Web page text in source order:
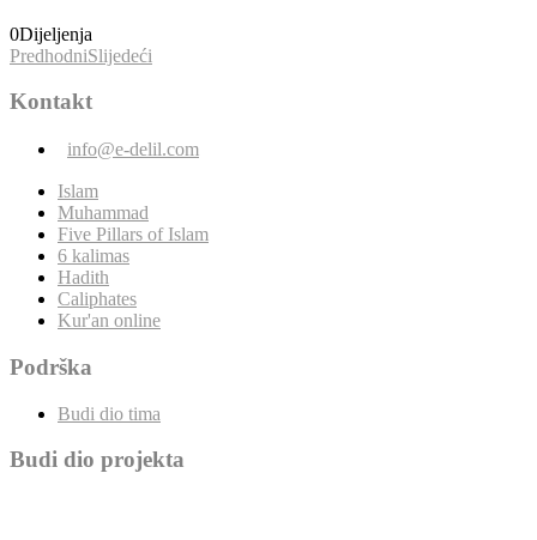
0Dijeljenja
PredhodniSlijedeći
Kontakt
info@e-delil.com
Islam
Muhammad
Five Pillars of Islam
6 kalimas
Hadith
Caliphates
Kur'an online
Podrška
Budi dio tima
Budi dio projekta